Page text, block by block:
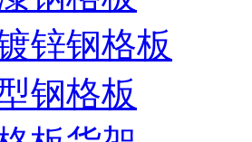
锌钢格板
钢格板